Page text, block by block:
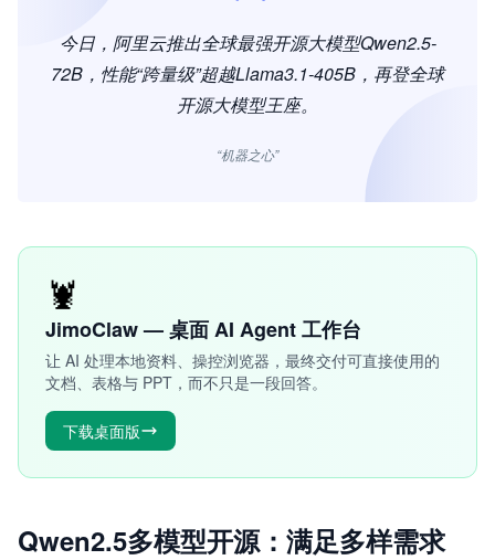
今日，阿里云推出全球最强开源大模型Qwen2.5-
72B，性能“跨量级”超越Llama3.1-405B，再登全球
开源大模型王座。
“机器之心”
🦞
JimoClaw — 桌面 AI Agent 工作台
让 AI 处理本地资料、操控浏览器，最终交付可直接使用的
文档、表格与 PPT，而不只是一段回答。
下载桌面版
Qwen2.5多模型开源：满足多样需求